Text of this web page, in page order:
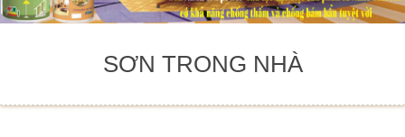
SƠN TRONG NHÀ